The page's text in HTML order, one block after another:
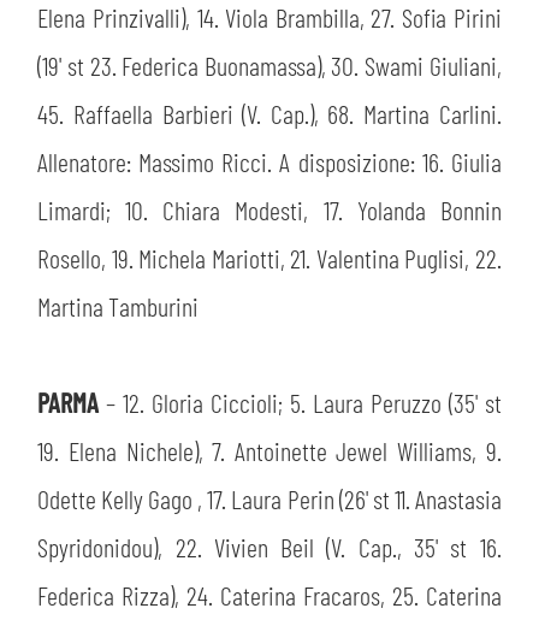
Elena Prinzivalli), 14. Viola Brambilla, 27. Sofia Pirini
(19' st 23. Federica Buonamassa), 30. Swami Giuliani,
45. Raffaella Barbieri (V. Cap.), 68. Martina Carlini.
Allenatore: Massimo Ricci. A disposizione: 16. Giulia
Limardi; 10. Chiara Modesti, 17. Yolanda Bonnin
Rosello, 19. Michela Mariotti, 21. Valentina Puglisi, 22.
Martina Tamburini
PARMA– 12. Gloria Ciccioli; 5. Laura Peruzzo (35' st
19. Elena Nichele), 7. Antoinette Jewel Williams, 9.
Odette Kelly Gago , 17. Laura Perin (26' st 11. Anastasia
Spyridonidou), 22. Vivien Beil (V. Cap., 35' st 16.
Federica Rizza), 24. Caterina Fracaros, 25. Caterina
abilitato
ACCETTA E SALVA